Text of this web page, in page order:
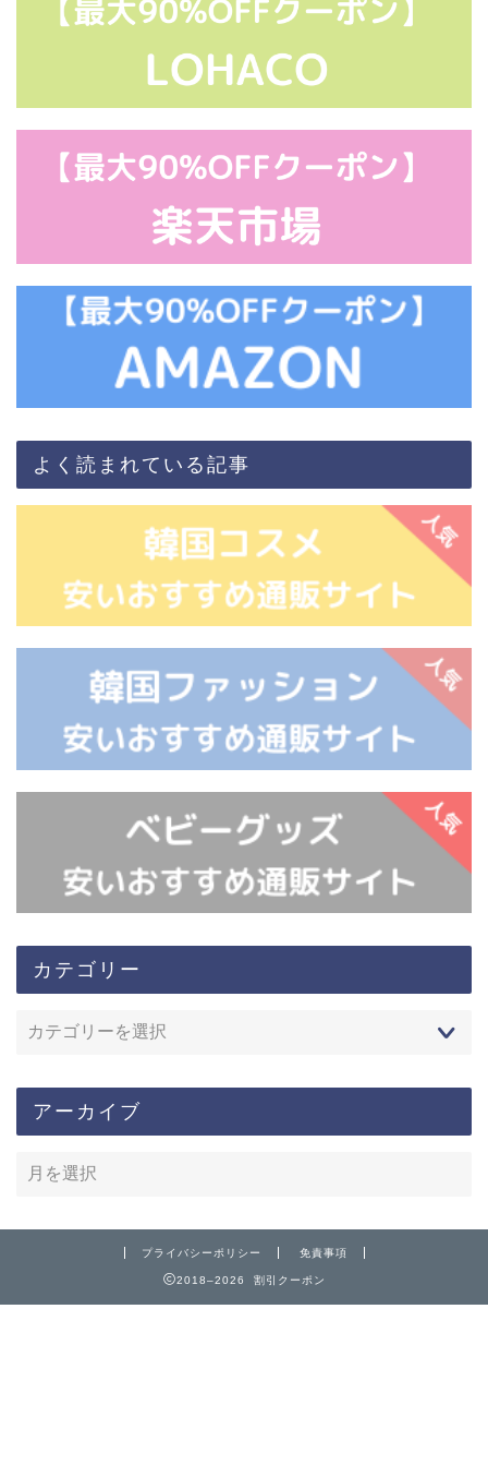
よく読まれている記事
カテゴリー
アーカイブ
プライバシーポリシー 免責事項
2018–2026 割引クーポン